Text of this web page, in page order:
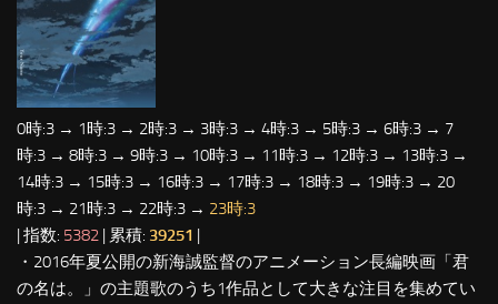
0時:3 → 1時:3 → 2時:3 → 3時:3 → 4時:3 → 5時:3 → 6時:3 → 7
時:3 → 8時:3 → 9時:3 → 10時:3 → 11時:3 → 12時:3 → 13時:3 →
14時:3 → 15時:3 → 16時:3 → 17時:3 → 18時:3 → 19時:3 → 20
時:3 → 21時:3 → 22時:3 → 23時:3
| 指数: 5382 | 累積: 39251
・2016年夏公開の新海誠監督のアニメーション長編映画「君
の名は。」の主題歌のうち1作品として大きな注目を集めてい